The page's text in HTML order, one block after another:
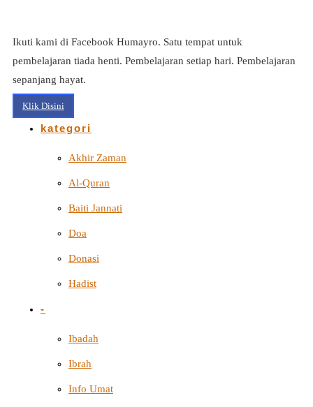
Ikuti kami di Facebook Humayro. Satu tempat untuk
pembelajaran tiada henti. Pembelajaran setiap hari. Pembelajaran
sepanjang hayat.
Klik Disini
kategori
Akhir Zaman
Al-Quran
Baiti Jannati
Doa
Donasi
Hadist
-
Ibadah
Ibrah
Info Umat